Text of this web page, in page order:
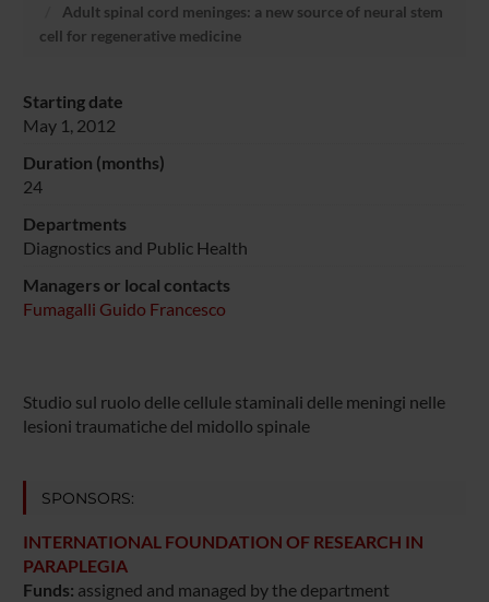
Adult spinal cord meninges: a new source of neural stem
cell for regenerative medicine
Starting date
May 1, 2012
Duration (months)
24
Departments
Diagnostics and Public Health
Managers or local contacts
Fumagalli Guido Francesco
Studio sul ruolo delle cellule staminali delle meningi nelle
lesioni traumatiche del midollo spinale
SPONSORS:
INTERNATIONAL FOUNDATION OF RESEARCH IN
PARAPLEGIA
Funds: assigned and managed by the department